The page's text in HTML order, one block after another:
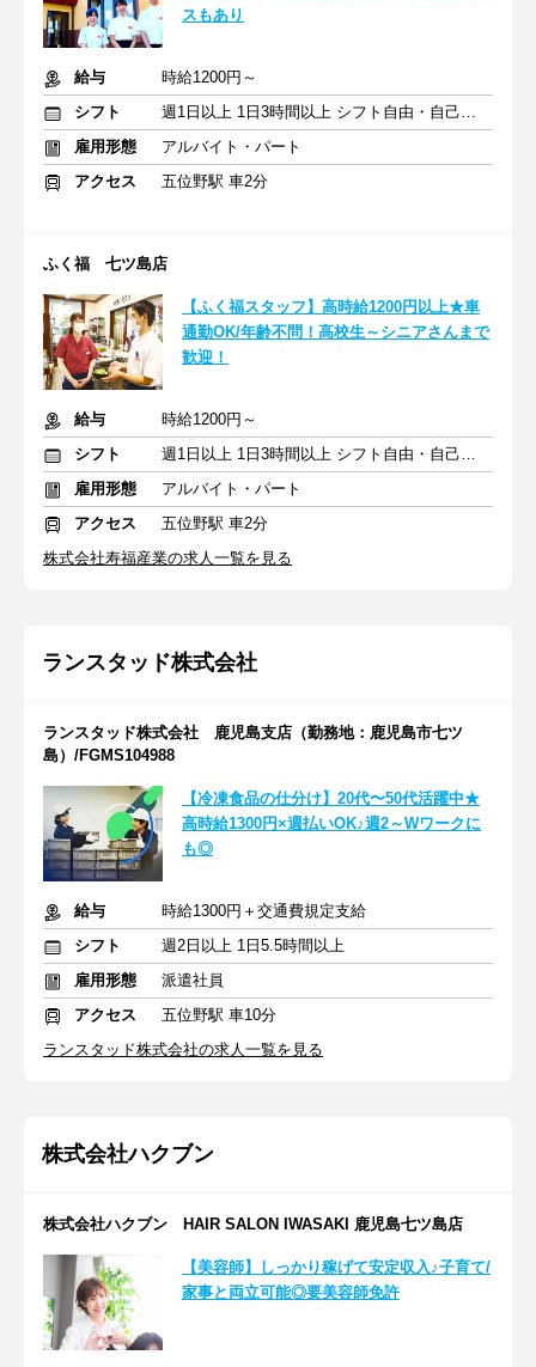
スもあり
給与
時給1200円～
シフト
週1日以上 1日3時間以上 シフト自由・自己申告
雇用形態
アルバイト・パート
アクセス
五位野駅 車2分
ふく福 七ツ島店
【ふく福スタッフ】高時給1200円以上★車
通勤OK/年齢不問！高校生～シニアさんまで
歓迎！
給与
時給1200円～
シフト
週1日以上 1日3時間以上 シフト自由・自己申告
雇用形態
アルバイト・パート
アクセス
五位野駅 車2分
株式会社寿福産業の求人一覧を見る
ランスタッド株式会社
ランスタッド株式会社 鹿児島支店（勤務地：鹿児島市七ツ
島）/FGMS104988
【冷凍食品の仕分け】20代〜50代活躍中★
高時給1300円×週払いOK♪週2～Wワークに
も◎
給与
時給1300円＋交通費規定支給
シフト
週2日以上 1日5.5時間以上
雇用形態
派遣社員
アクセス
五位野駅 車10分
ランスタッド株式会社の求人一覧を見る
株式会社ハクブン
株式会社ハクブン HAIR SALON IWASAKI 鹿児島七ツ島店
【美容師】しっかり稼げて安定収入♪子育て/
家事と両立可能◎要美容師免許